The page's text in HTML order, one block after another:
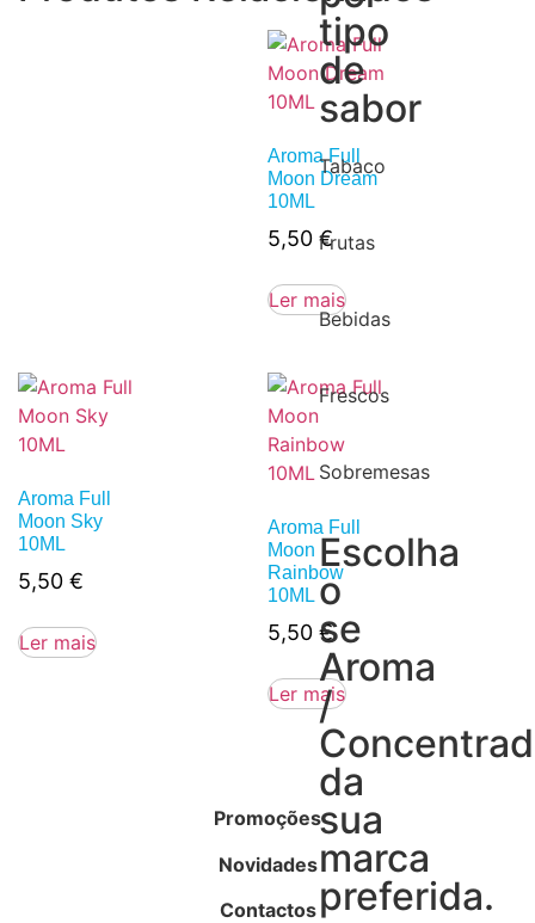
tipo
de
sabor
Tabaco
Frutas
Bebidas
Frescos
Sobremesas
Escolha
o
se
Aroma
/
da
sua
marca
preferida.
Aroma Full
Moon Dream
10ML
5,50 €
Ler mais
Aroma Full
Moon Sky
10ML
5,50 €
Ler mais
Aroma Full
Moon
Rainbow
10ML
5,50 €
Ler mais
Promoções
Novidades
Contactos